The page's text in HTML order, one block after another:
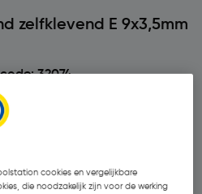
zelfklevend E 9x3,5mm
32074
cookies en vergelijkbare
die noodzakelijk zijn voor de werking